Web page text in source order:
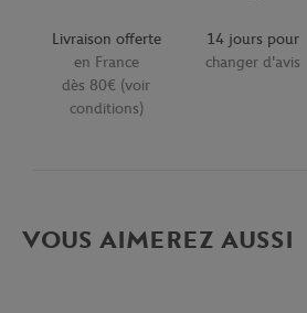
Livraison offerte
en France
dès 80€ (voir
conditions)
14 jours pour
changer d'avis
VOUS AIMEREZ AUSSI